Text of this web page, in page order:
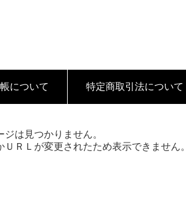
について 特定商取引法について
ジは見つかりません。
ＵＲＬが変更されたため表示できません。